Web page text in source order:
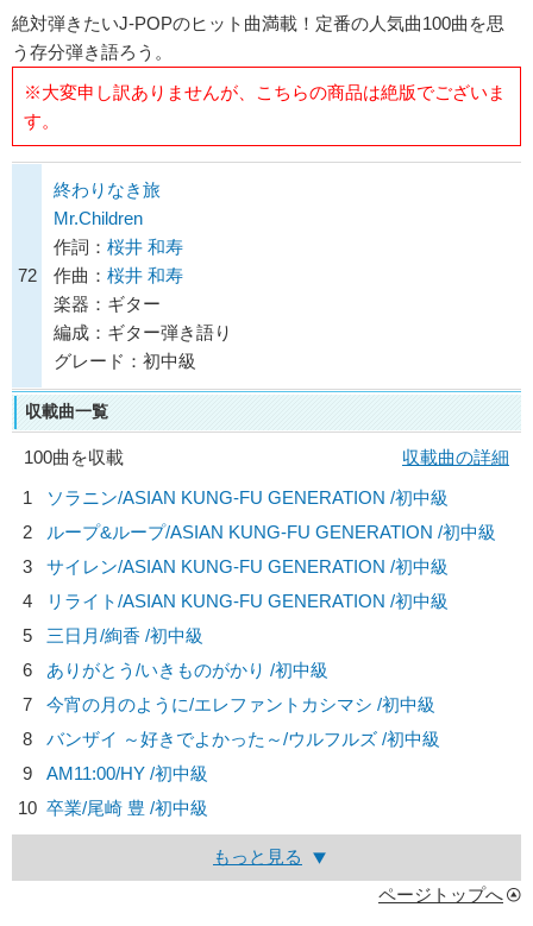
絶対弾きたいJ-POPのヒット曲満載！定番の人気曲100曲を思
う存分弾き語ろう。
※大変申し訳ありませんが、こちらの商品は絶版でございま
す。
72
終わりなき旅
Mr.Children
作詞： 桜井 和寿
作曲： 桜井 和寿
楽器：ギター
編成：ギター弾き語り
グレード：初中級
収載曲一覧
100曲を収載
収載曲の詳細
1
ソラニン/ASIAN KUNG-FU GENERATION /初中級
2
ループ&ループ/ASIAN KUNG-FU GENERATION /初中級
3
サイレン/ASIAN KUNG-FU GENERATION /初中級
4
リライト/ASIAN KUNG-FU GENERATION /初中級
5
三日月/絢香 /初中級
6
ありがとう/いきものがかり /初中級
7
今宵の月のように/エレファントカシマシ /初中級
8
バンザイ ～好きでよかった～/ウルフルズ /初中級
9
AM11:00/HY /初中級
10 卒業/尾崎 豊 /初中級
もっと見る
ページトップへ